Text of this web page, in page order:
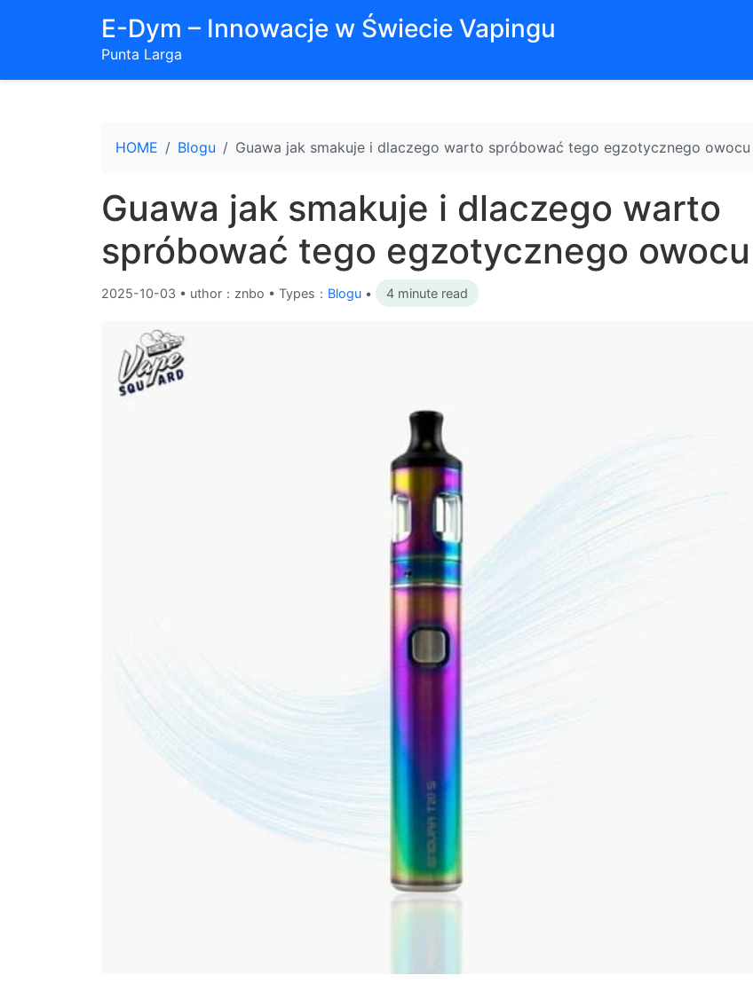
E-Dym – Innowacje w Świecie Vapingu
Punta Larga
HOME Blogu Guawa jak smakuje i dlaczego warto spróbować tego egzotycznego owocu
Guawa jak smakuje i dlaczego warto
spróbować tego egzotycznego owocu
2025-10-03 • uthor：znbo • Types： Blogu • 4 minute read